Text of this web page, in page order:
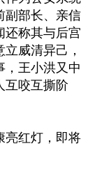
副部长、亲信
还称其与后宫
威清异己，
，王小洪又中
互咬互撕阶
亮红灯，即将